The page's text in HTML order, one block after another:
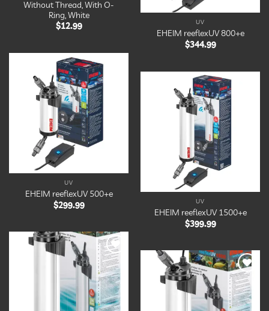
Without Thread, With O-
Ring, White
$12.99 UV
EHEIM reeflexUV 800+e
$344.99
Ajouter
d’envies
UV
EHEIM reeflexUV 500+e
$299.99
Ajouter
d’envies
UV
EHEIM reeflexUV 1500+e
$399.99
Ajouter
à la
liste
d’envies
Ajouter
à la
liste
d’envies